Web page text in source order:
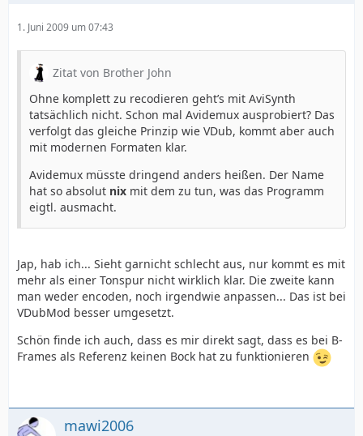
1. Juni 2009 um 07:43
Zitat von Brother John
Ohne komplett zu recodieren geht’s mit AviSynth
tatsächlich nicht. Schon mal Avidemux ausprobiert? Das
verfolgt das gleiche Prinzip wie VDub, kommt aber auch
mit modernen Formaten klar.
Avidemux müsste dringend anders heißen. Der Name
hat so absolut nix mit dem zu tun, was das Programm
eigtl. ausmacht.
Jap, hab ich... Sieht garnicht schlecht aus, nur kommt es mit
mehr als einer Tonspur nicht wirklich klar. Die zweite kann
man weder encoden, noch irgendwie anpassen... Das ist bei
VDubMod besser umgesetzt.
Schön finde ich auch, dass es mir direkt sagt, dass es bei B-
Frames als Referenz keinen Bock hat zu funktionieren
mawi2006